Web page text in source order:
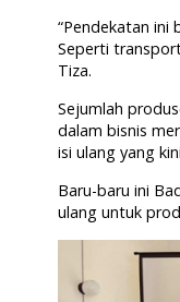
“Pendekatan ini
Seperti
Tiza.
Sejumlah
dalam bisnis
isi ulang yang
Baru-baru ini
ulang untuk